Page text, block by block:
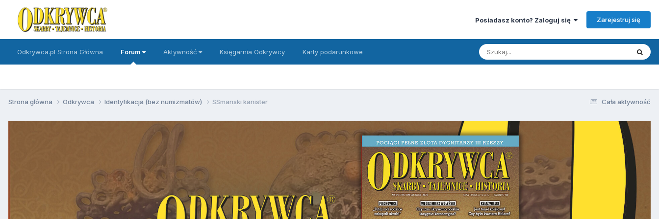
Posiadasz konto? Zaloguj się Zarejestruj się
Odkrywca.pl Strona Główna Forum Aktywność Księgarnia Odkrywcy Karty podarunkowe
Cała aktywność
Strona główna Odkrywca Identyfikacja (bez numizmatów) SSmanski kanister